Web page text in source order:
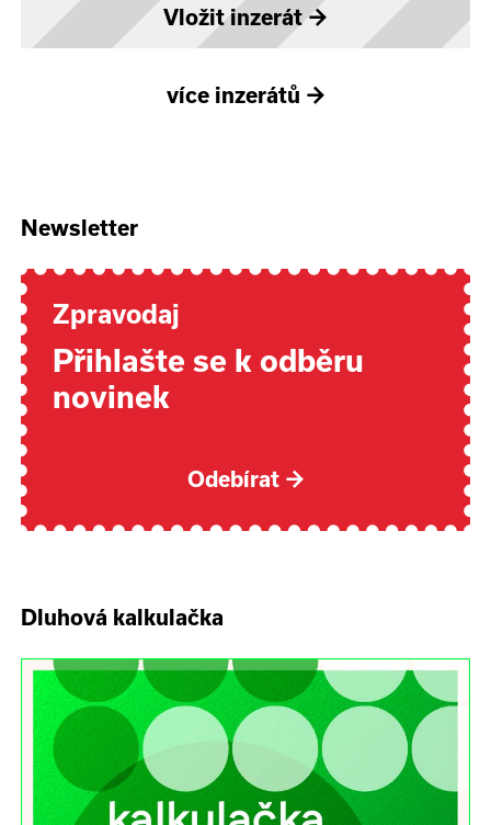
Vložit inzerát→
více inzerátů →
Newsletter
Zpravodaj
Přihlašte se k odběru
novinek
Odebírat →
Dluhová kalkulačka